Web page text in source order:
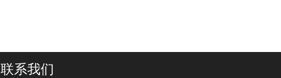
联系我们